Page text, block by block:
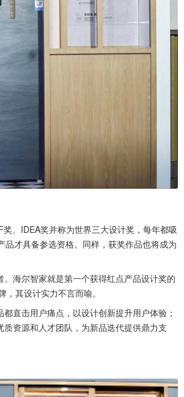
、IDEA奖并称为世界三大设计奖，每年都吸
才具备参选资格。同样，获奖作品也将成为
海尔智家就是第一个获得红点产品设计奖的
其设计实力不言而喻。
直击用户痛点，以设计创新提升用户体验；
资源和人才团队，为新品迭代提供鼎力支